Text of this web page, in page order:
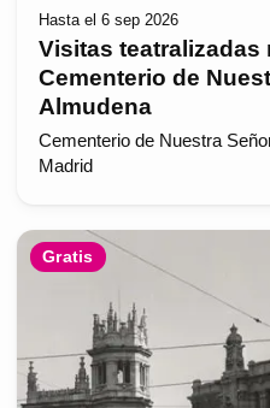
Hasta el 6 sep 2026
Visitas teatralizadas
Cementerio de
Almudena
Cementerio de Nuestra
Madrid
Gratis